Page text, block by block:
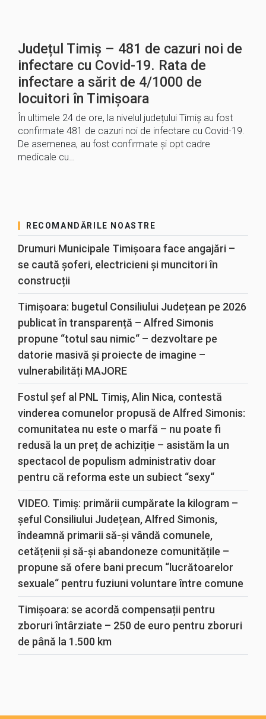
Județul Timiș – 481 de cazuri noi de
infectare cu Covid-19. Rata de
infectare a sărit de 4/1000 de
locuitori în Timișoara
În ultimele 24 de ore, la nivelul județului Timiș au fost
confirmate 481 de cazuri noi de infectare cu Covid-19.
De asemenea, au fost confirmate și opt cadre
medicale cu…
RECOMANDĂRILE NOASTRE
Drumuri Municipale Timișoara face angajări –
se caută șoferi, electricieni și muncitori în
construcții
Timișoara: bugetul Consiliului Județean pe 2026
publicat în transparență – Alfred Simonis
propune “totul sau nimic“ – dezvoltare pe
datorie masivă și proiecte de imagine –
vulnerabilități MAJORE
Fostul șef al PNL Timiș, Alin Nica, contestă
vinderea comunelor propusă de Alfred Simonis:
comunitatea nu este o marfă – nu poate fi
redusă la un preț de achiziție – asistăm la un
spectacol de populism administrativ doar
pentru că reforma este un subiect “sexy“
VIDEO. Timiș: primării cumpărate la kilogram –
șeful Consiliului Județean, Alfred Simonis,
îndeamnă primarii să-și vândă comunele,
cetățenii și să-și abandoneze comunitățile –
propune să ofere bani precum “lucrătoarelor
sexuale“ pentru fuziuni voluntare între comune
Timișoara: se acordă compensații pentru
zboruri întârziate – 250 de euro pentru zboruri
de până la 1.500 km